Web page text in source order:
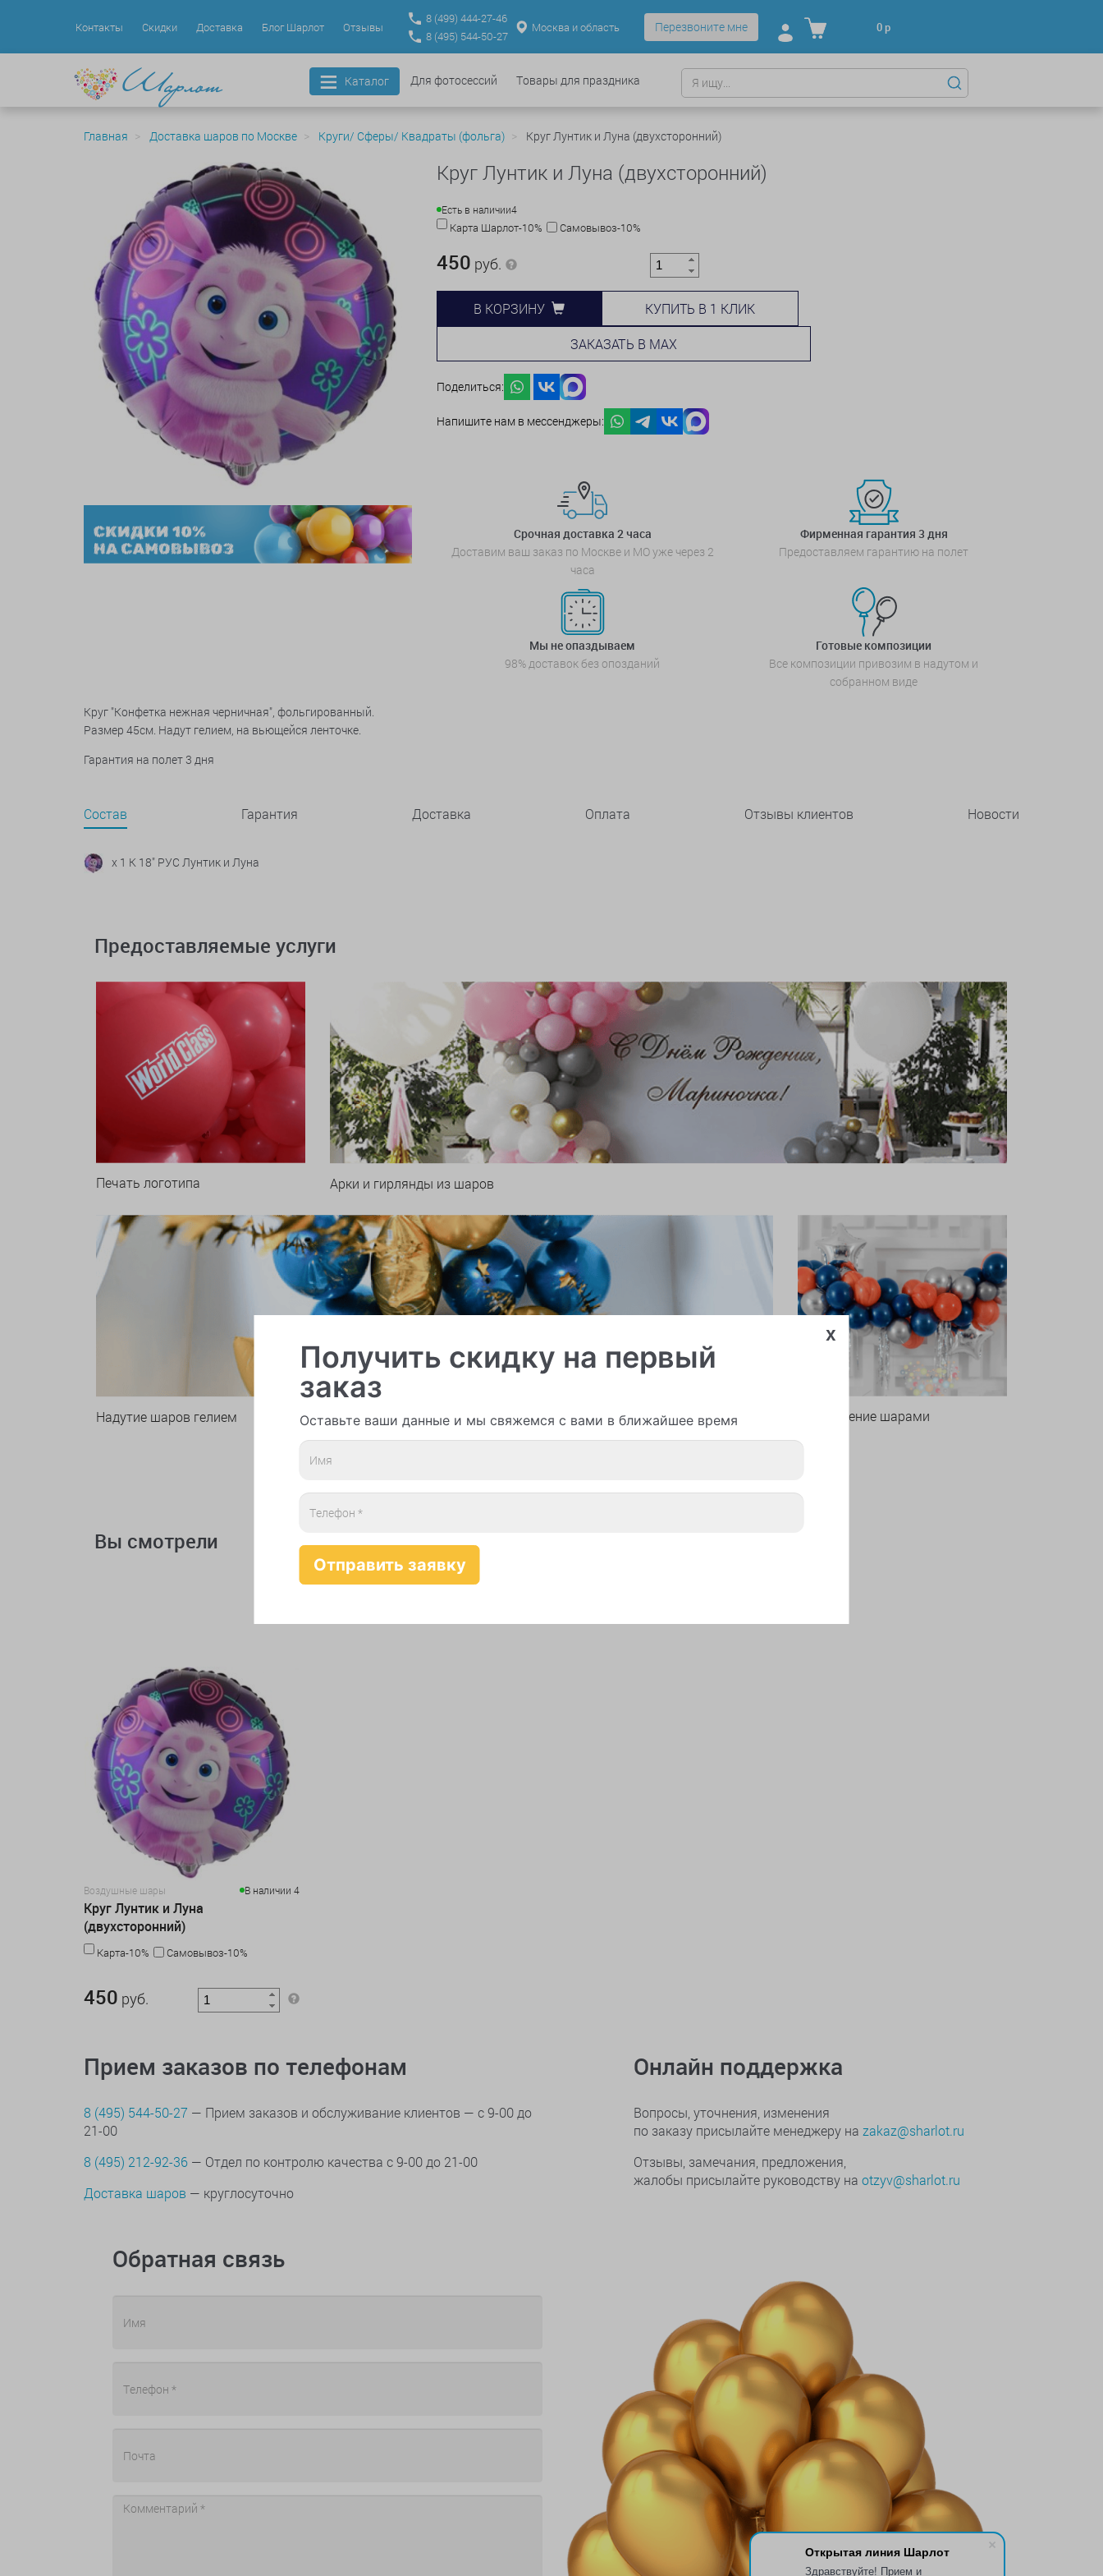
Открытая линия Шарлот
Здравствуйте! Прием и
Контакты Скидки Доставка Блог Шарлот Отзывы
8 (499) 444-27-46
8 (495) 544-50-27
Москва и область Перезвоните мне 0р
Каталог Для фотосессий Товары для праздника
Главная Доставка шаров по Москве Круги/ Сферы/ Квадраты (фольга) Круг Лунтик и Луна (двухсторонний)
Круг Лунтик и Луна (двухсторонний)
Есть в наличии4
Карта Шарлот-10% Самовывоз-10%
450 руб.
В КОРЗИНУ КУПИТЬ В 1 КЛИК
ЗАКАЗАТЬ В MAX
Поделиться:
Напишите нам в мессенджеры:
Срочная доставка 2 часа
Доставим ваш заказ по Москве и МО уже через 2
часа
Фирменная гарантия 3 дня
Предоставляем гарантию на полет
Мы не опаздываем
98% доставок без опозданий
Готовые композиции
Все композиции привозим в надутом и
собранном виде
Круг "Конфетка нежная черничная", фольгированный.
Размер 45см. Надут гелием, на вьющейся ленточке.
Гарантия на полет 3 дня
Состав Гарантия Доставка Оплата Отзывы клиентов Новости
x 1 К 18" РУС Лунтик и Луна
Предоставляемые услуги
Печать логотипа Арки и гирлянды из шаров
Надутие шаров гелием Оформление шарами
Вы смотрели
Воздушные шары В наличии 4
Круг Лунтик и Луна
(двухсторонний)
Карта-10%
Самовывоз-10%
450 руб.
Прием заказов по телефонам
8 (495) 544-50-27 — Прием заказов и обслуживание клиентов — с 9-00 до
21-00
8 (495) 212-92-36 — Отдел по контролю качества с 9-00 до 21-00
Доставка шаров — круглосуточно
Онлайн поддержка
Вопросы, уточнения, изменения
по заказу присылайте менеджеру на zakaz@sharlot.ru
Отзывы, замечания, предложения,
жалобы присылайте руководству на otzyv@sharlot.ru
Обратная связь
x
Получить скидку на первый
заказ
Оставьте ваши данные и мы свяжемся с вами в ближайшее время